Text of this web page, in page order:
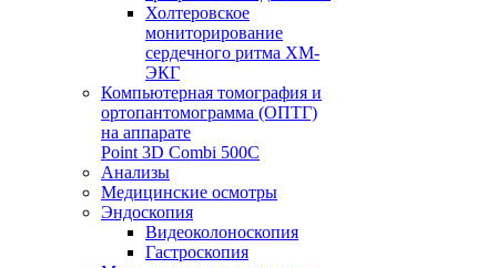
Холтеровское
мониторирование
сердечного ритма ХМ-
ЭКГ
Компьютерная томография и
ортопантомограмма (ОПТГ)
на аппарате
Point 3D Combi 500C
Анализы
Медицинские осмотры
Эндоскопия
Видеоколоноскопия
Гастроскопия